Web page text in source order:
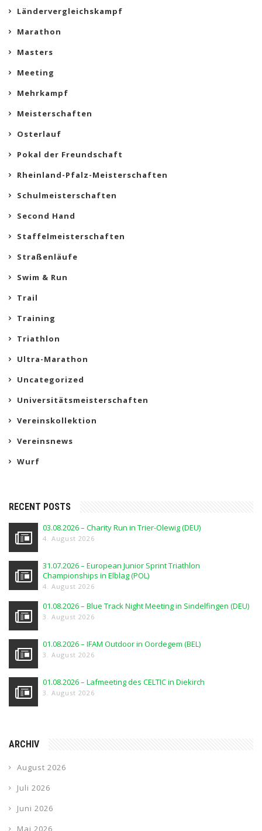
Ländervergleichskampf
Marathon
Masters
Meeting
Mehrkampf
Meisterschaften
Osterlauf
Pokal der Freundschaft
Rheinland-Pfalz-Meisterschaften
Schulmeisterschaften
Second Hand
Staffelmeisterschaften
Straßenläufe
Swim & Run
Trail
Training
Triathlon
Ultra-Marathon
Uncategorized
Universitätsmeisterschaften
Vereinskollektion
Vereinsnews
Wurf
RECENT POSTS
03.08.2026 – Charity Run in Trier-Olewig (DEU)
4. August 2026
31.07.2026 – European Junior Sprint Triathlon
Championships in Elblag (POL)
4. August 2026
01.08.2026 – Blue Track Night Meeting in Sindelfingen (DEU)
3. August 2026
01.08.2026 – IFAM Outdoor in Oordegem (BEL)
3. August 2026
01.08.2026 – Lafmeeting des CELTIC in Diekirch
3. August 2026
ARCHIV
August 2026
Juli 2026
Juni 2026
Mai 2026